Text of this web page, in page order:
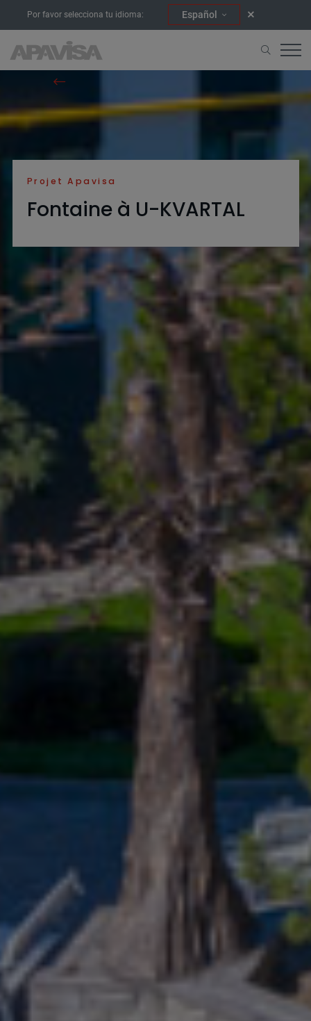
Por favor selecciona tu idioma: Español
Projet Apavisa
Fontaine à U-KVARTAL